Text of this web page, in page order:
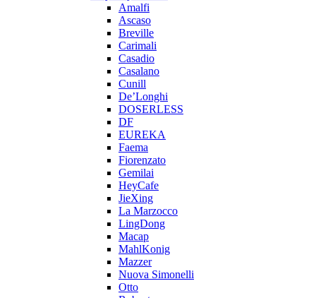
Amalfi
Ascaso
Breville
Carimali
Casadio
Casalano
Cunill
De’Longhi
DOSERLESS
DF
EUREKA
Faema
Fiorenzato
Gemilai
HeyCafe
JieXing
La Marzocco
LingDong
Macap
MahlKonig
Mazzer
Nuova Simonelli
Otto